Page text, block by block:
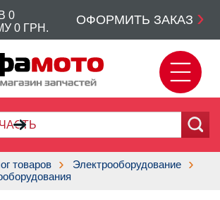
0
0 ГРН.
ОФОРМИТЬ ЗАКАЗ
товаров
Электрооборудование